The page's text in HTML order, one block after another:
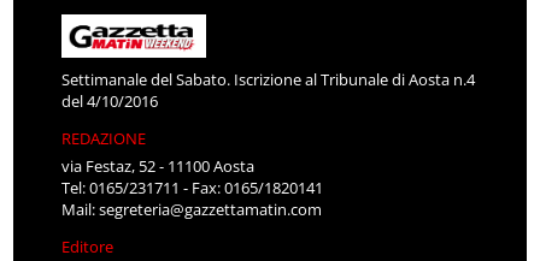
Settimanale del Sabato. Iscrizione al Tribunale di Aosta n.4
del 4/10/2016
REDAZIONE
via Festaz, 52 - 11100 Aosta
Tel: 0165/231711 - Fax: 0165/1820141
Mail:segreteria@gazzettamatin.com
Editore